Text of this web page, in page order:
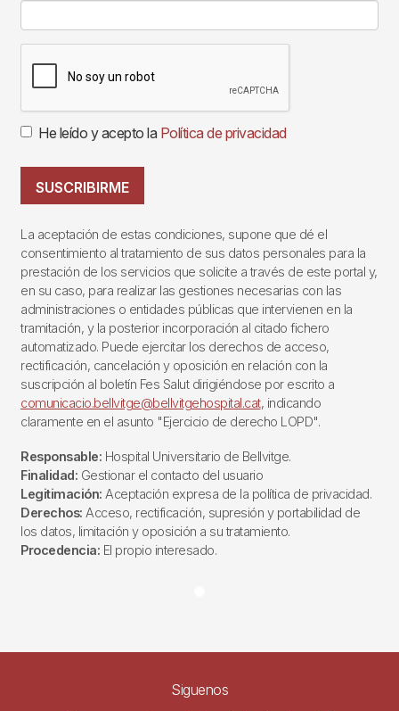
He leído y acepto la Política de privacidad
SUSCRIBIRME
La aceptación de estas condiciones, supone que dé el
consentimiento al tratamiento de sus datos personales para la
prestación de los servicios que solicite a través de este portal y,
en su caso, para realizar las gestiones necesarias con las
administraciones o entidades públicas que intervienen en la
tramitación, y la posterior incorporación al citado fichero
automatizado. Puede ejercitar los derechos de acceso,
rectificación, cancelación y oposición en relación con la
suscripción al boletín Fes Salut dirigiéndose por escrito a
comunicacio.bellvitge@bellvitgehospital.cat, indicando
claramente en el asunto "Ejercicio de derecho LOPD".
Responsable: Hospital Universitario de Bellvitge.
Finalidad: Gestionar el contacto del usuario
Legitimación: Aceptación expresa de la política de privacidad.
Derechos: Acceso, rectificación, supresión y portabilidad de
los datos, limitación y oposición a su tratamiento.
Procedencia: El propio interesado.
Siguenos